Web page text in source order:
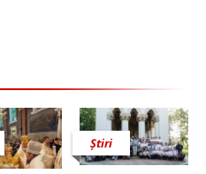
Știri